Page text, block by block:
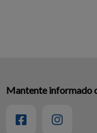
Mantente informado